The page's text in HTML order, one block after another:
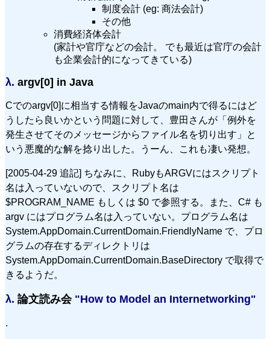
制度会計 (eg: 商法会計)
その他
消費経済体会計
(家計や官庁などの会計。 でも最近は官庁の会計
も企業会計的になってきている)
λ. argv[0] in Java
Cでのargv[0]に相当する情報をJavaのmain内で得るにはど
うしたら良いかという問題に対して、豊田さんが「例外を
発生させてそのメッセージからファイル名を切り出す」と
いう悪魔的な解を捻り出した。うーん、これも凄い発想。
[2005-04-29 追記] ちなみに、RubyもARGVにはスクリプト
名は入っていないので、スクリプト名は
$PROGRAM_NAME もしくは $0 で参照する。また、C# も
argv にはプログラム名は入っていない。プログラム名は
System.AppDomain.CurrentDomain.FriendlyName で、プロ
グラムの存在するディレクトリは
System.AppDomain.CurrentDomain.BaseDirectory で取得で
きるようだ。
λ. 論文読み会 "How to Model an Internetworking"
.